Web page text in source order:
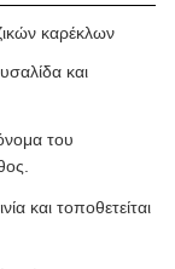
καρέκλων
και
του
και τοποθετείται